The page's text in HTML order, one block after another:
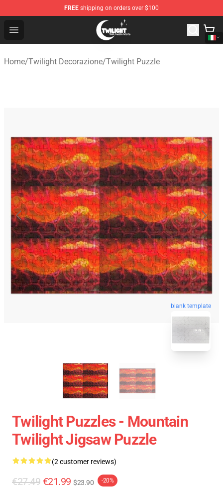
FREE shipping on orders over $100
Open menu
Twilight Store - Official Twilight Merchandise Shop
Home/Twilight Decorazione/Twilight Puzzle
blank template
Twilight Puzzles - Mountain
Twilight Jigsaw Puzzle
(2 customer reviews)
€27.49 €21.99 $23.90 -20%